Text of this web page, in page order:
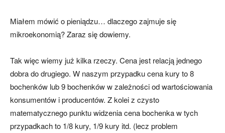
Miałem mówić o pieniądzu… dlaczego zajmuje się
mikroekonomią? Zaraz się dowiemy.
Tak więc wiemy już kilka rzeczy. Cena jest relacją jednego
dobra do drugiego. W naszym przypadku cena kury to 8
bochenków lub 9 bochenków w zależności od wartościowania
konsumentów i producentów. Z kolei z czysto
matematycznego punktu widzenia cena bochenka w tych
przypadkach to 1/8 kury, 1/9 kury itd. (lecz problem